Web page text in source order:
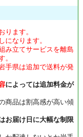
ります。
になります。
み立てサービスを離島
。
手県は追加で送料が発
によっては追加料金が
商品は割高感が高い傾
お届け日に大幅な制限